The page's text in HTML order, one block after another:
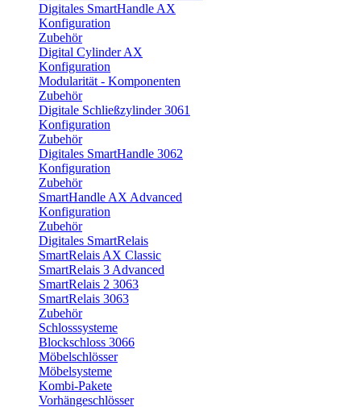
Digitales SmartHandle AX
Konfiguration
Zubehör
Digital Cylinder AX
Konfiguration
Modularität - Komponenten
Zubehör
Digitale Schließzylinder 3061
Konfiguration
Zubehör
Digitales SmartHandle 3062
Konfiguration
Zubehör
SmartHandle AX Advanced
Konfiguration
Zubehör
Digitales SmartRelais
SmartRelais AX Classic
SmartRelais 3 Advanced
SmartRelais 2 3063
SmartRelais 3063
Zubehör
Schlosssysteme
Blockschloss 3066
Möbelschlösser
Möbelsysteme
Kombi-Pakete
Vorhängeschlösser